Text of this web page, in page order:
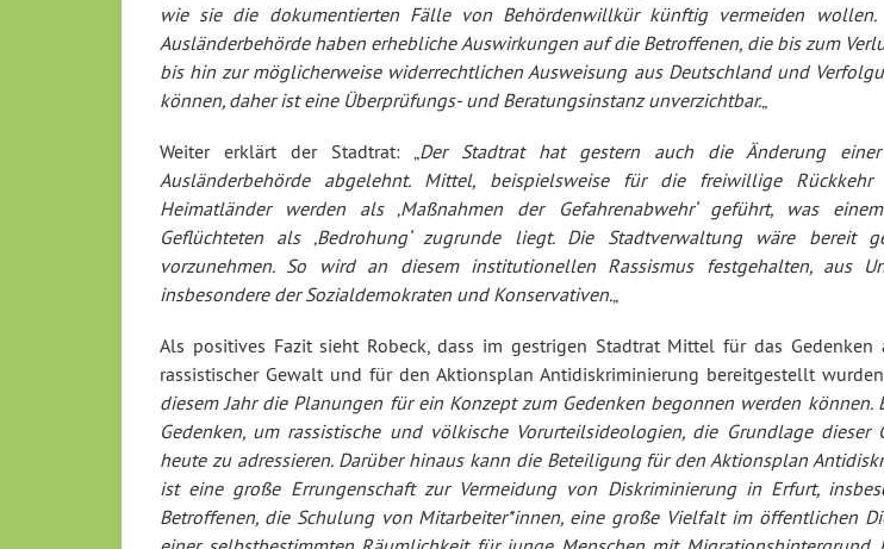
wie sie die dokumentierten Fälle von Behördenwillkür künftig vermeiden wollen.
Ausländerbehörde haben erhebliche Auswirkungen auf die Betroffenen, die bis zum
bis hin zur möglicherweise widerrechtlichen Ausweisung aus Deutschland und
können, daher ist eine Überprüfungs- und Beratungsinstanz unverzichtbar.
Weiter erklärt der Stadtrat: „Der Stadtrat hat gestern auch die Änderung
Ausländerbehörde abgelehnt. Mittel, beispielsweise für die freiwillige
Heimatländer werden als ‚Maßnahmen der Gefahrenabwehr‘ geführt, was
Geflüchteten als ‚Bedrohung‘ zugrunde liegt. Die Stadtverwaltung wäre bereit
vorzunehmen. So wird an diesem institutionellen Rassismus festgehalten, aus
insbesondere der Sozialdemokraten und Konservativen.„
Als positives Fazit sieht Robeck, dass im gestrigen Stadtrat Mittel für das
rassistischer Gewalt und für den Aktionsplan Antidiskriminierung bereitgestellt
diesem Jahr die Planungen für ein Konzept zum Gedenken begonnen werden können.
Gedenken, um rassistische und völkische Vorurteilsideologien, die Grundlage
heute zu adressieren. Darüber hinaus kann die Beteiligung für den Aktionsplan
ist eine große Errungenschaft zur Vermeidung von Diskriminierung in Erfurt,
Betroffenen, die Schulung von Mitarbeiter*innen, eine große Vielfalt im öffentlichen